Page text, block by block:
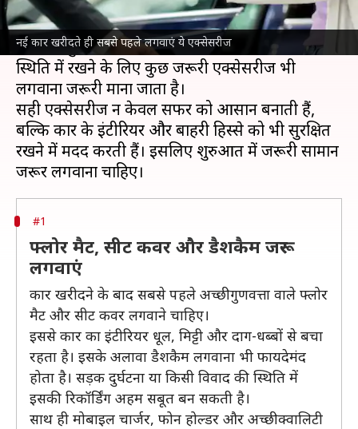
नई कार खरीदते ही सबसे पहले लगवाएं ये एक्सेसरीज
नईकार खरीदना हर किसी के लिए खास पल होता है,
लेकिन सिर्फ कार खरीद लेना ही काफी नहीं है।
कार को सुरक्षित, आरामदायक और लंबे समय तक बेहतर
स्थिति में रखने के लिए कुछ जरूरी एक्सेसरीज भी
लगवाना जरूरी माना जाता है।
सही एक्सेसरीज न केवल सफर को आसान बनाती हैं,
बल्कि कार के इंटीरियर और बाहरी हिस्से को भी सुरक्षित
रखने में मदद करती हैं। इसलिए शुरुआत में जरूरी सामान
#1
फ्लोर मैट, सीट कवर और डैशकैम जरूर
लगवाएं
कार खरीदने के बाद सबसे पहले अच्छी गुणवत्ता वाले फ्लोर
मैट और सीट कवर लगवाने चाहिए।
इससे कार का इंटीरियर धूल, मिट्टी और दाग-धब्बों से बचा
रहता है। इसके अलावा डैशकैम लगवाना भी फायदेमंद
होता है। सड़क दुर्घटना या किसी विवाद की स्थिति में
इसकी रिकॉर्डिंग अहम सबूत बन सकती है।
साथ ही मोबाइल चार्जर, फोन होल्डर और अच्छी क्वालिटी